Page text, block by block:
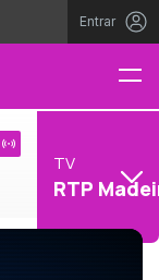
Entrar
TV
RTP